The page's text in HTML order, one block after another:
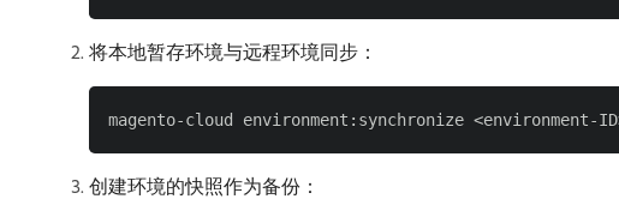
将本地暂存环境与远程环境同步：
创建环境的快照作为备份：